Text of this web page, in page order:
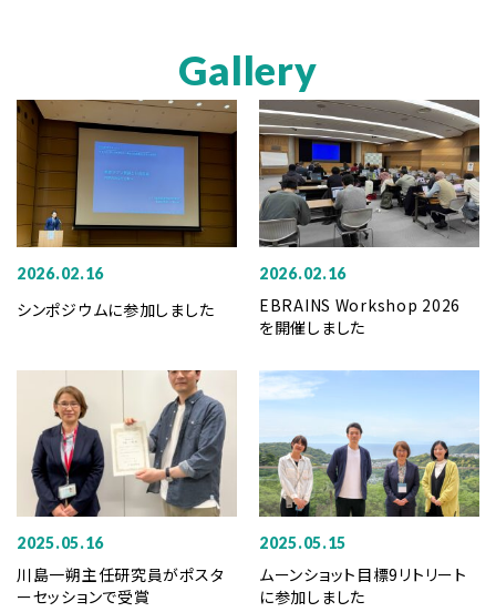
Gallery
2026.02.16
シンポジウムに参加しました
2026.02.16
EBRAINS Workshop 2026
を開催しました
2025.05.16
川島一朔主任研究員がポスタ
ーセッションで受賞
2025.05.15
ムーンショット目標9リトリート
に参加しました